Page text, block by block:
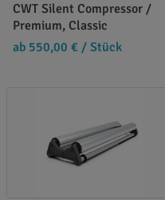
CWT Silent Compressor /
Premium, Classic
ab 550,00 € / Stück